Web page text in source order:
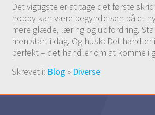
Det vigtigste er at tage det første
hobby kan være begyndelsen på et
mere glæde, læring og udfordring.
men start i dag. Og husk: Det
perfekt – det handler om at komme i
Skrevet i: Blog » Diverse